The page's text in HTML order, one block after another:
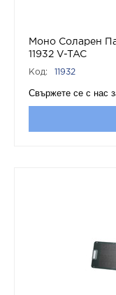
Моно Соларен
11932 V-TAC
Код: 11932
Свържете се с нас